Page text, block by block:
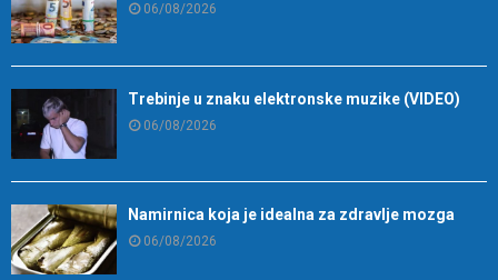
06/08/2026
Trebinje u znaku elektronske muzike (VIDEO)
06/08/2026
Namirnica koja je idealna za zdravlje mozga
06/08/2026